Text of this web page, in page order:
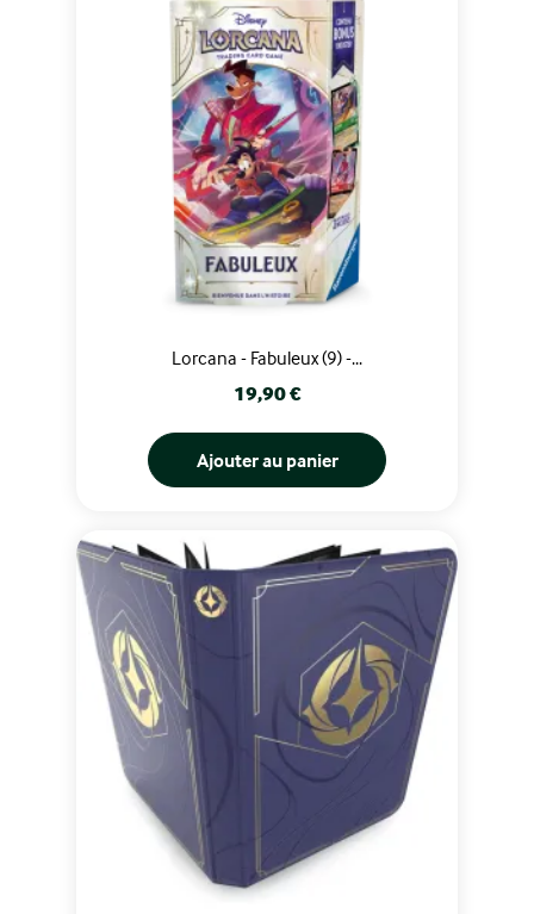
Lorcana - Fabuleux (9) -...
Prix
19,90 €
Ajouter au panier